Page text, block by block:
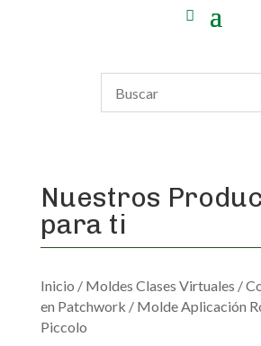
Nuestros
para ti
Inicio / Moldes Clases Virtuales /
en Patchwork / Molde Aplicación
Piccolo